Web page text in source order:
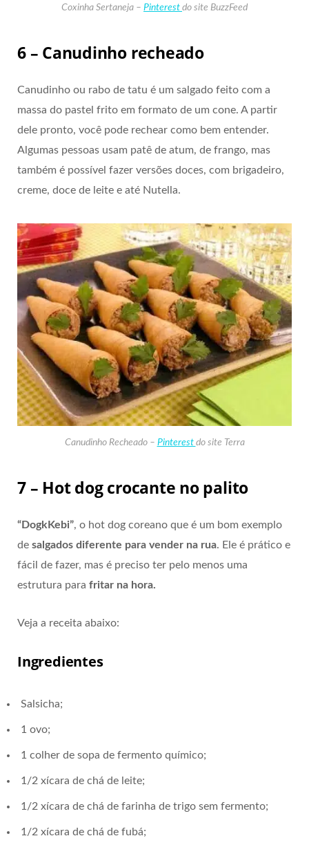
Coxinha Sertaneja – Pinterest do site BuzzFeed
6 – Canudinho recheado
Canudinho ou rabo de tatu é um salgado feito com a
massa do pastel frito em formato de um cone. A partir
dele pronto, você pode rechear como bem entender.
Algumas pessoas usam patê de atum, de frango, mas
também é possível fazer versões doces, com brigadeiro,
creme, doce de leite e até Nutella.
Canudinho Recheado – Pinterest do site Terra
7 – Hot dog crocante no palito
“DogkKebi”, o hot dog coreano que é um bom exemplo
de salgados diferente para vender na rua. Ele é prático e
fácil de fazer, mas é preciso ter pelo menos uma
estrutura para fritar na hora.
Veja a receita abaixo:
Ingredientes
Salsicha;
1 ovo;
1 colher de sopa de fermento químico;
1/2 xícara de chá de leite;
1/2 xícara de chá de farinha de trigo sem fermento;
1/2 xícara de chá de fubá;